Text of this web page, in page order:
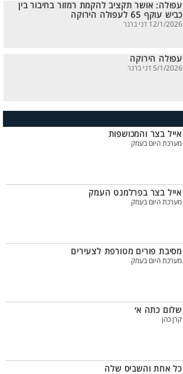
עפולה: אושר תקציב להקמת רמזור בחיבור בין
כביש עוקף 65 לעפולה הירוקה
12/1/2026 דני ברנר
עפולה הירוקה
5/1/2026 דני ברנר
אייל בצר והמכושפות
מערכת היום בעמק
אייל בצר בפרלמנט העמק
מערכת היום בעמק
מסיבת פורים מטורפת לצעירים
מערכת היום בעמק
שלום כתה א׳
קרן כהן
כל אחת והשביס שלה